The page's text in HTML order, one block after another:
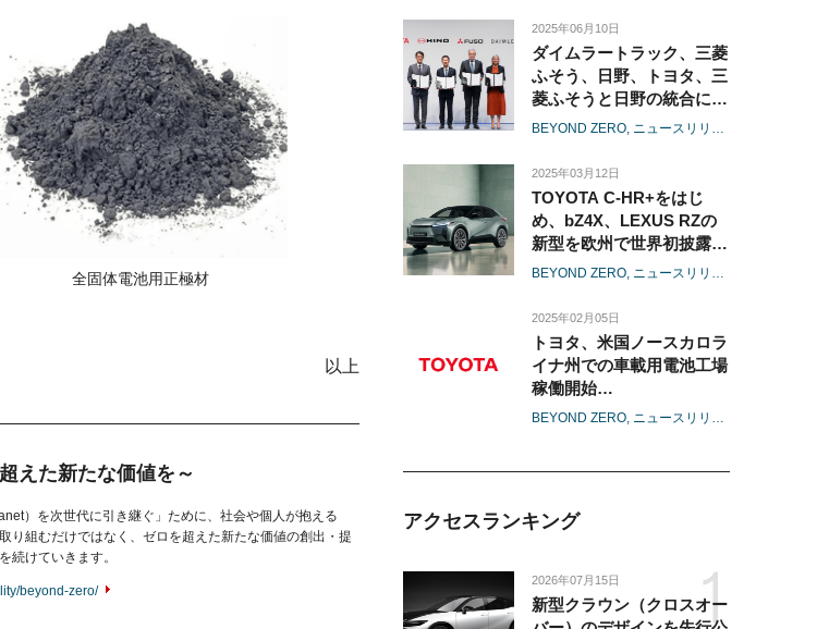
全固体電池用正極材
以上
えた新たな価値を～
）を次世代に引き継ぐ」ために、社会や個人が抱える
り組むだけではなく、ゼロを超えた新たな価値の創出・提
続けていきます。
beyond-zero/
2025年06月10日
ダイムラートラック、三菱
ふそう、日野、トヨタ、三
菱ふそうと日野の統合に関
する最終合意を締結
BEYOND ZERO ニュースリリース
2025年03月12日
TOYOTA C-HR+をはじ
め、bZ4X、LEXUS RZの
新型を欧州で世界初披露
-マルチパスウェイの取り
アップを拡大-
BEYOND ZERO ニュースリリース
2025年02月05日
トヨタ、米国ノースカロラ
イナ州での車載用電池工場
稼働開始
-北米電動車向けに25年4月
BEYOND ZERO ニュースリリース
アクセスランキング
2026年07月15日
新型クラウン（クロスオー